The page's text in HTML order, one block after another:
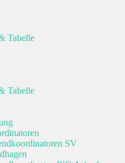
Tabelle
Tabelle
SV